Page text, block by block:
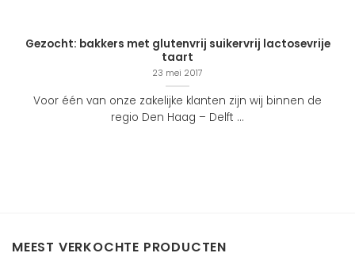
Gezocht: bakkers met glutenvrij suikervrij lactosevrije
taart
23 mei 2017
Voor één van onze zakelijke klanten zijn wij binnen de
regio Den Haag – Delft ...
MEEST VERKOCHTE PRODUCTEN